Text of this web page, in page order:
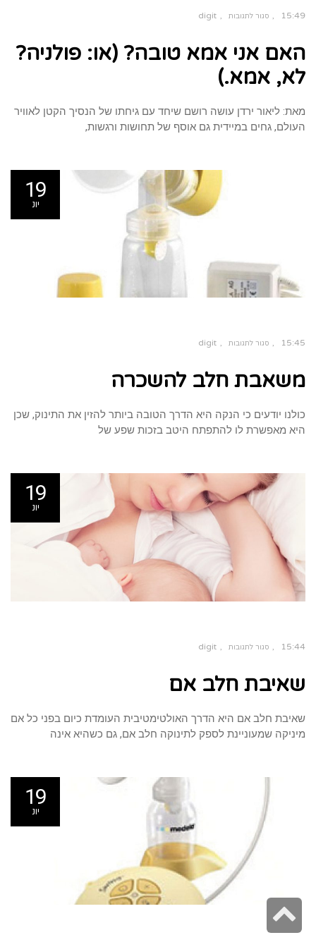
15:49 סגור לתגובות
אני
אמא
טובה?
פולניה?
לא,
אמא.)
digit
האם אני אמא טובה? (או: פולניה?
לא, אמא.)
מאת: ליאור ירדן עושה רושם שיחד עם גיחתו של הנסיך הקטן לאוויר
העולם, גחים במיידית גם אוסף של תחושות ורגשות,
19
יונ
15:45 סגור לתגובות
משאבת
חלב
להשכרה
digit
משאבת חלב להשכרה
כולנו יודעים כי הנקה היא הדרך הטובה ביותר להזין את התינוק, שכן
היא מאפשרת לו להתפתח היטב בזכות שפע של
19
יונ
15:44 סגור לתגובות
חלב
אם
digit
שאיבת חלב אם
שאיבת חלב אם היא הדרך האולטימטיבית העומדת כיום בפני כל אם
מיניקה שמעוניינת לספק לתינוקה חלב אם, גם כשהיא אינה
19
יונ
לראש